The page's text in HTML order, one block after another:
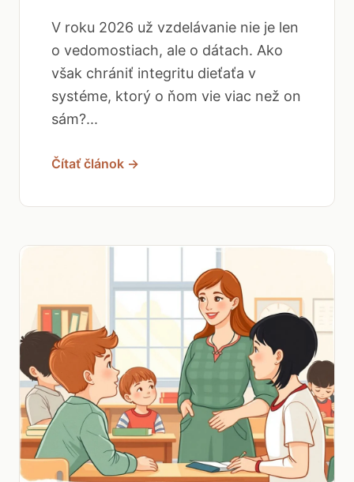
V roku 2026 už vzdelávanie nie je len
o vedomostiach, ale o dátach. Ako
však chrániť integritu dieťaťa v
systéme, ktorý o ňom vie viac než on
sám?...
Čítať článok →